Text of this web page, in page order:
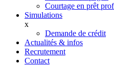
Courtage en prêt
Simulations
x
Demande de crédit
Actualités & infos
Recrutement
Contact